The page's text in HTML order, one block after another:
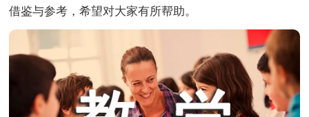
借鉴与参考，希望对大家有所帮助。